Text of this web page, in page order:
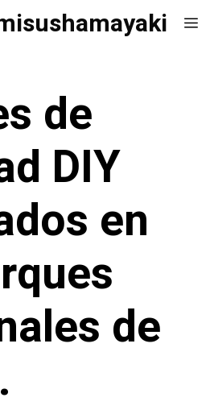
de
DIY
en
de